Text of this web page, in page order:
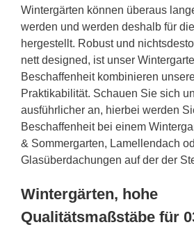
Wintergärten können überaus
werden und werden deshalb für
hergestellt. Robust und
nett designed, ist unser
Beschaffenheit kombinieren
Praktikabilität. Schauen Sie sich
ausführlicher an, hierbei werden
Beschaffenheit bei einem
& Sommergarten, Lamellendach
Glasüberdachungen auf der der
Wintergärten, hohe
Qualitätsmaßstäbe für